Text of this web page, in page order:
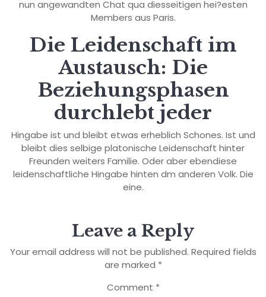
nun angewandten Chat qua diesseitigen hei?esten
Members aus Paris.
Die Leidenschaft im
Austausch: Die
Beziehungsphasen
durchlebt jeder
Hingabe ist und bleibt etwas erheblich Schones. Ist und
bleibt dies selbige platonische Leidenschaft hinter
Freunden weiters Familie. Oder aber ebendiese
leidenschaftliche Hingabe hinten dm anderen Volk. Die
eine.
Leave a Reply
Your email address will not be published. Required fields
are marked *
Comment *